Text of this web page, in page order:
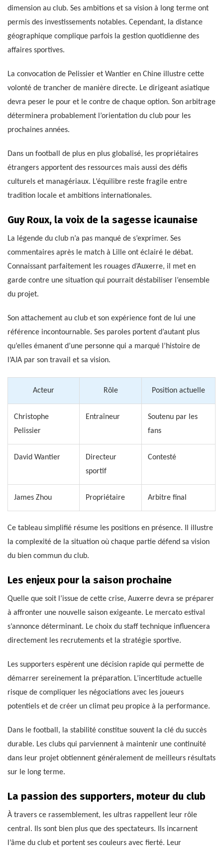
dimension au club. Ses ambitions et sa vision à long terme ont
permis des investissements notables. Cependant, la distance
géographique complique parfois la gestion quotidienne des
affaires sportives.
La convocation de Pelissier et Wantier en Chine illustre cette
volonté de trancher de manière directe. Le dirigeant asiatique
devra peser le pour et le contre de chaque option. Son arbitrage
déterminera probablement l’orientation du club pour les
prochaines années.
Dans un football de plus en plus globalisé, les propriétaires
étrangers apportent des ressources mais aussi des défis
culturels et managériaux. L’équilibre reste fragile entre
tradition locale et ambitions internationales.
Guy Roux, la voix de la sagesse icaunaise
La légende du club n’a pas manqué de s’exprimer. Ses
commentaires après le match à Lille ont éclairé le débat.
Connaissant parfaitement les rouages d’Auxerre, il met en
garde contre une situation qui pourrait déstabiliser l’ensemble
du projet.
Son attachement au club et son expérience font de lui une
référence incontournable. Ses paroles portent d’autant plus
qu’elles émanent d’une personne qui a marqué l’histoire de
l’AJA par son travail et sa vision.
Acteur Rôle Position actuelle
Christophe
Pelissier
Entraîneur
Soutenu par les
fans
David Wantier
Directeur
sportif
Contesté
James Zhou Propriétaire Arbitre final
Ce tableau simplifié résume les positions en présence. Il illustre
la complexité de la situation où chaque partie défend sa vision
du bien commun du club.
Les enjeux pour la saison prochaine
Quelle que soit l’issue de cette crise, Auxerre devra se préparer
à affronter une nouvelle saison exigeante. Le mercato estival
s’annonce déterminant. Le choix du staff technique influencera
directement les recrutements et la stratégie sportive.
Les supporters espèrent une décision rapide qui permette de
démarrer sereinement la préparation. L’incertitude actuelle
risque de compliquer les négociations avec les joueurs
potentiels et de créer un climat peu propice à la performance.
Dans le football, la stabilité constitue souvent la clé du succès
durable. Les clubs qui parviennent à maintenir une continuité
dans leur projet obtiennent généralement de meilleurs résultats
sur le long terme.
La passion des supporters, moteur du club
À travers ce rassemblement, les ultras rappellent leur rôle
central. Ils sont bien plus que des spectateurs. Ils incarnent
l’âme du club et portent ses couleurs avec fierté. Leur